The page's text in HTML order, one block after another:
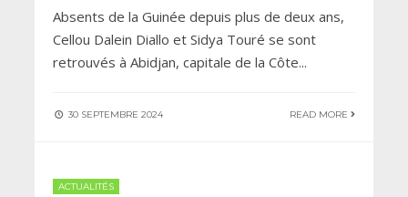
Absents de la Guinée depuis plus de deux ans,
Cellou Dalein Diallo et Sidya Touré se sont
retrouvés à Abidjan, capitale de la Côte...
30 SEPTEMBRE 2024 READ MORE
ACTUALITÉS